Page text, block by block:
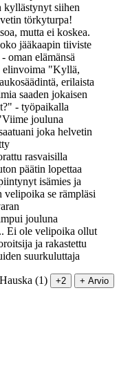
kyllästynyt siihen
törkyturpa!
mutta ei koskea.
jääkaapin tiiviste
oman elämänsä
elinvoima "Kyllä,
erilaista
saaden jokaisen
- työpaikalla
jouluna
joka helvetin
rasvaisilla
päätin lopettaa
isämies ja
se rämpläsi
jouluna
Ei ole velipoika ollut
ja rakastettu
suurkuluttaja
Hauska (1) +2 + Arvio